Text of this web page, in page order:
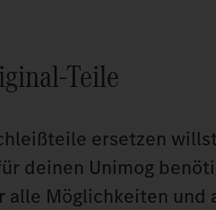
Teile
ersetzen
deinen Unimog
alle Möglichkeiten und